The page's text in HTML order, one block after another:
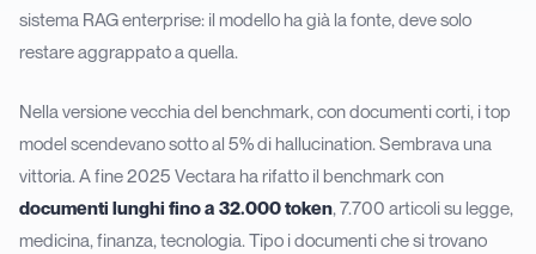
sistema RAG enterprise: il modello ha già la fonte, deve solo
restare aggrappato a quella.
Nella versione vecchia del benchmark, con documenti corti, i top
model scendevano sotto al 5% di hallucination. Sembrava una
vittoria. A fine 2025 Vectara ha rifatto il benchmark con
documenti lunghi fino a 32.000 token, 7.700 articoli su legge,
medicina, finanza, tecnologia. Tipo i documenti che si trovano